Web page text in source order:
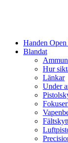
Handen
Blandat
Hur
Länkar
Under